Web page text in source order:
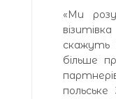
«Ми
скажуть
більше